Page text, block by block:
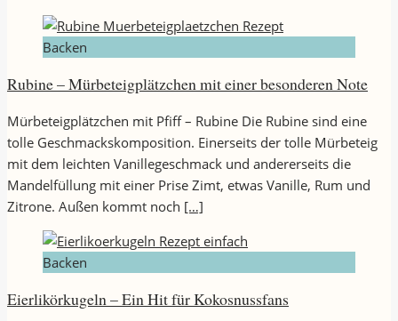
Backen
Rubine – Mürbeteigplätzchen mit einer besonderen Note
Mürbeteigplätzchen mit Pfiff – Rubine Die Rubine sind eine
tolle Geschmackskomposition. Einerseits der tolle Mürbeteig
mit dem leichten Vanillegeschmack und andererseits die
Mandelfüllung mit einer Prise Zimt, etwas Vanille, Rum und
Zitrone. Außen kommt noch […]
Backen
Eierlikörkugeln – Ein Hit für Kokosnussfans